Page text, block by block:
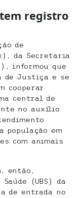
registro
de
da Secretaria
informou que
de Justiça e se
cooperar
central de
no auxílio
população em
com animais
então,
(UBS) da
de entrada no